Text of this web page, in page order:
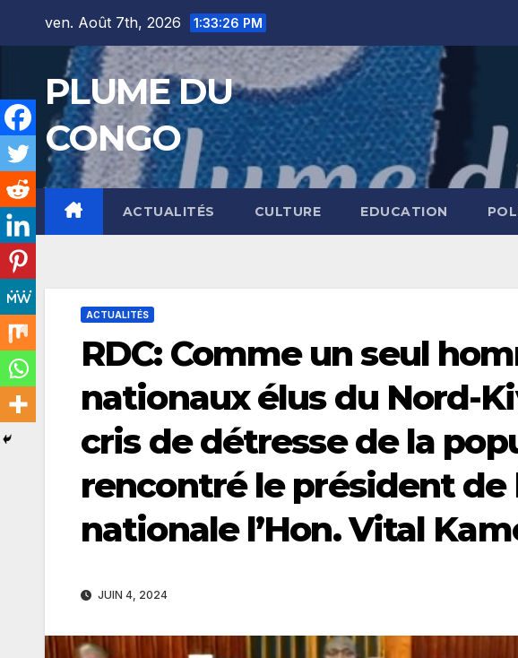
ven. Août 7th, 2026 1:33:27 PM
PLUME DU
CONGO
ACTUALITÉS CULTURE EDUCATION
ACTUALITÉS
RDC: Comme un seul
nationaux élus du Nord-
cris de détresse de la
rencontré le président de
nationale l’Hon. Vital
JUIN 4, 2024